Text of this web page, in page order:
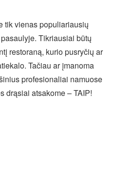
tik vienas populiariausių
Tikriausiai būtų
restoraną, kurio pusryčių ar
Tačiau ar įmanoma
profesionaliai namuose
drąsiai atsakome – TAIP!